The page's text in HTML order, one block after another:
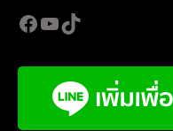
Facebook
YouTube
TikTok